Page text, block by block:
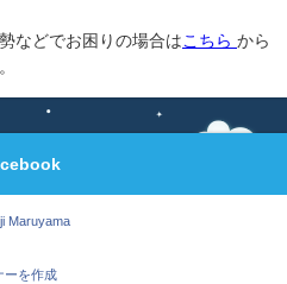
などでお困りの場合はこちら から
Maruyama
ーを作成